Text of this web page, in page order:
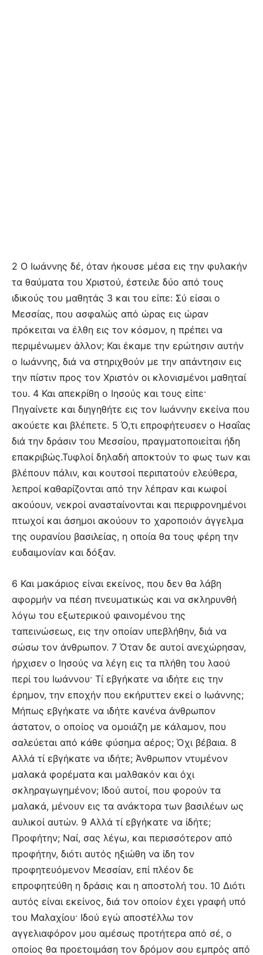
2 Ο Ιωάννης δέ, όταν ήκουσε μέσα εις την φυλακήν
τα θαύματα του Χριστού, έστειλε δύο από τους
ιδικούς του μαθητάς 3 και του είπε: Σύ είσαι ο
Μεσσίας, που ασφαλώς από ώρας εις ώραν
πρόκειται να έλθη εις τον κόσμον, η πρέπει να
περιμένωμεν άλλον; Και έκαμε την ερώτησιν αυτήν
ο Ιωάννης, διά να στηριχθούν με την απάντησιν εις
την πίστιν προς τον Χριστόν οι κλονισμένοι μαθηταί
του. 4 Και απεκρίθη ο Ιησούς και τους είπε·
Πηγαίνετε και διηγηθήτε εις τον Ιωάννην εκείνα που
ακούετε και βλέπετε. 5 Ό,τι επροφήτευσεν ο Ησαΐας
διά την δράσιν του Μεσσίου, πραγματοποιείται ήδη
επακριβώς.Τυφλοί δηλαδή αποκτούν το φως των και
βλέπουν πάλιν, και κουτσοί περιπατούν ελεύθερα,
λεπροί καθαρίζονται από την λέπραν και κωφοί
ακούουν, νεκροί ανασταίνονται και περιφρονημένοι
πτωχοί και άσημοι ακούουν το χαροποιόν άγγελμα
της ουρανίου βασιλείας, η οποία θα τους φέρη την
ευδαιμονίαν και δόξαν.
6 Και μακάριος είναι εκείνος, που δεν θα λάβη
αφορμήν να πέση πνευματικώς και να σκληρυνθή
λόγω του εξωτερικού φαινομένου της
ταπεινώσεως, εις την οποίαν υπεβλήθην, διά να
σώσω τον άνθρωπον. 7 Όταν δε αυτοί ανεχώρησαν,
ήρχισεν ο Ιησούς να λέγη εις τα πλήθη του λαού
περί του Ιωάννου· Τί εβγήκατε να ιδήτε εις την
έρημον, την εποχήν που εκήρυττεν εκεί ο Ιωάννης;
Μήπως εβγήκατε να ιδήτε κανένα άνθρωπον
άστατον, ο οποίος να ομοιάζη με κάλαμον, που
σαλεύεται από κάθε φύσημα αέρος; Όχι βέβαια. 8
Αλλά τί εβγήκατε να ιδήτε; Άνθρωπον ντυμένον
μαλακά φορέματα και μαλθακόν και όχι
σκληραγωγημένον; Ιδού αυτοί, που φορούν τα
μαλακά, μένουν εις τα ανάκτορα των βασιλέων ως
αυλικοί αυτών. 9 Αλλά τί εβγήκατε να ίδήτε;
Προφήτην; Ναί, σας λέγω, και περισσότερον από
προφήτην, διότι αυτός ηξιώθη να ίδη τον
προφητευόμενον Μεσσίαν, επί πλέον δε
επροφητεύθη η δράσις και η αποστολή του. 10 Διότι
αυτός είναι εκείνος, διά τον οποίον έχει γραφή υπό
του Μαλαχίου· Ιδού εγώ αποστέλλω τον
αγγελιαφόρον μου αμέσως προτήτερα από σέ, ο
οποίος θα προετοιμάση τον δρόμον σου εμπρός από